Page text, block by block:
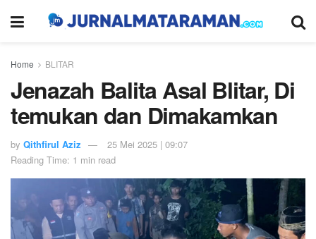
Home BLITAR
Jenazah Balita Asal Blitar, Di
temukan dan Dimakamkan
by Qithfirul Aziz
25 Mei 2025 | 09:07
Reading Time: 1 min read